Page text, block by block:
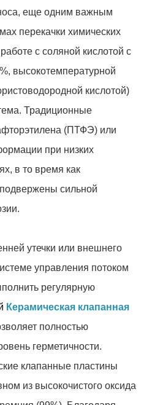
еще одним важным
перекачки химических
с соляной кислотой с
высокотемпературной
кислотой)
Традиционные
(ПТФЭ) или
при низких
в то время как
сильной
утечки или внешнего
управления потоком
регулярную
Керамическая клапанная
полностью
герметичности.
клапанные пластины
из высокочистого оксида